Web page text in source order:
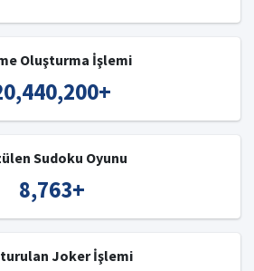
Oluşturma İşlemi
+
Sudoku Oyunu
8,763+
Joker İşlemi